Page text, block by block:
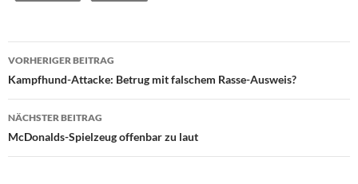
Beitragsnavigation
VORHERIGER BEITRAG
Kampfhund-Attacke: Betrug mit falschem Rasse-Ausweis?
NÄCHSTER BEITRAG
McDonalds-Spielzeug offenbar zu laut